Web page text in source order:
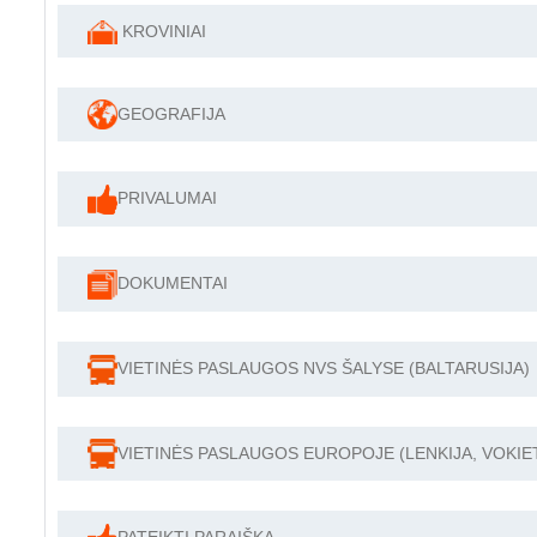
KROVINIAI
GEOGRAFIJA
PRIVALUMAI
DOKUMENTAI
VIETINĖS PASLAUGOS NVS ŠALYSE (BALTARUSIJA)
VIETINĖS PASLAUGOS EUROPOJE (LENKIJA,